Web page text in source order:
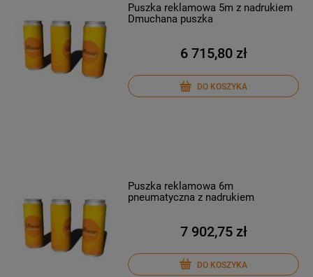
Puszka reklamowa 5m z nadrukiem
Dmuchana puszka
6 715,80 zł
DO KOSZYKA
Puszka reklamowa 6m
pneumatyczna z nadrukiem
7 902,75 zł
DO KOSZYKA